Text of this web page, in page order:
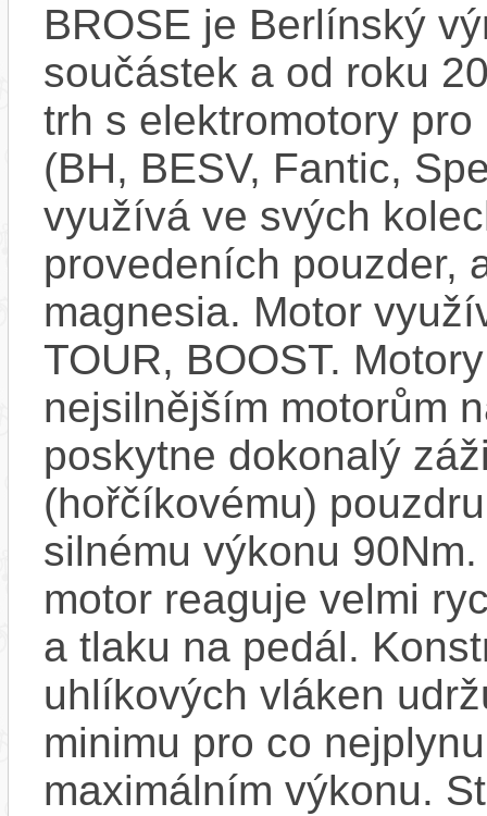
BROSE je Berlínský
součástek a od roku
trh s elektromotory
(BH, BESV, Fantic,
využívá ve svých
provedeních pouzder,
magnesia. Motor
TOUR, BOOST.
nejsilnějším motorům
poskytne dokonalý
(hořčíkovému)
silnému výkonu
motor reaguje velmi
a tlaku na pedál.
uhlíkových vláken
minimu pro co
maximálním výkonu.